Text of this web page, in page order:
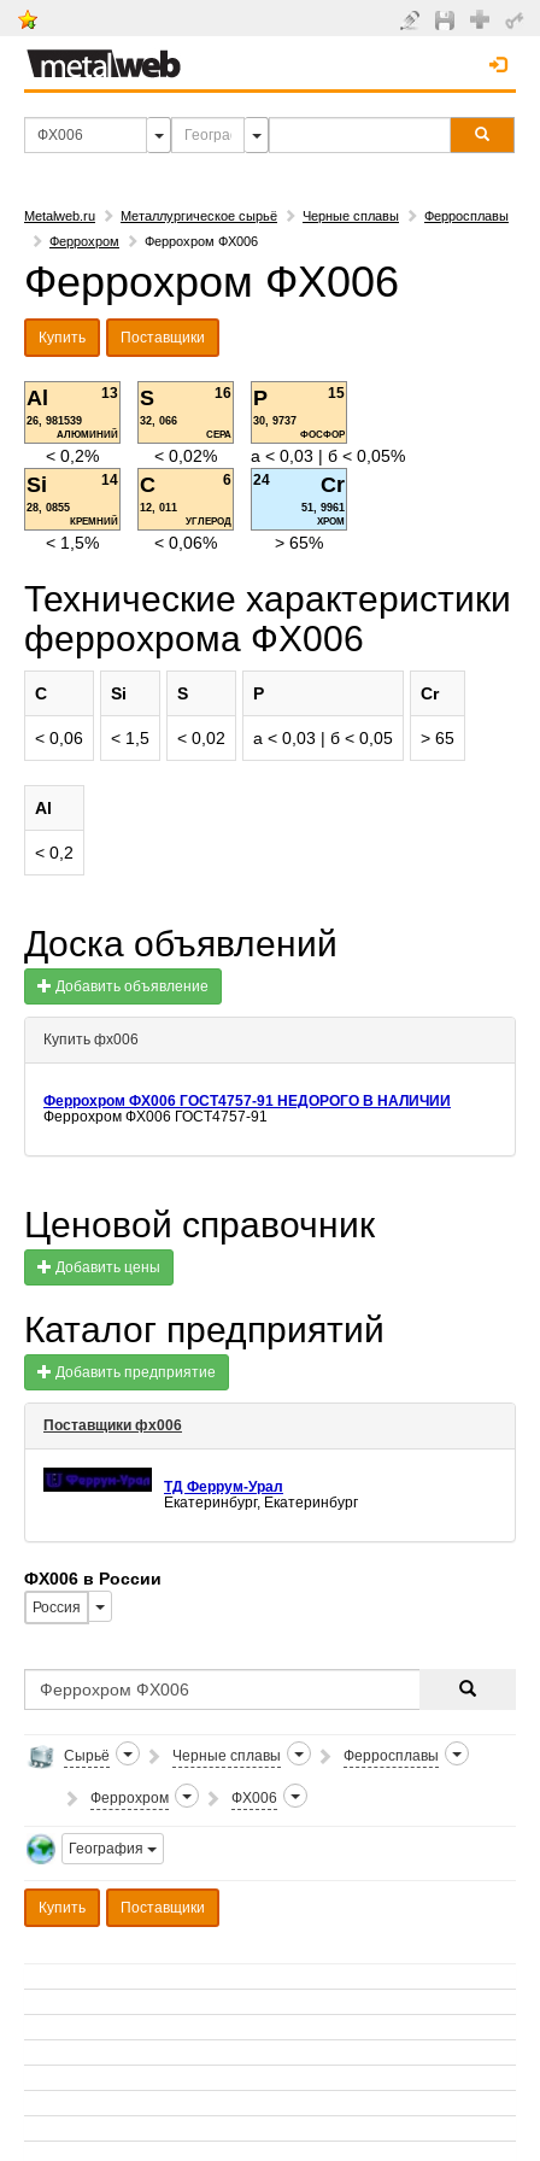
Metalweb.ru Металлургическое сырьё Черные сплавы
Ферросплавы
Феррохром
Феррохром ФХ006
Феррохром ФХ006
Купить Поставщики
Al 13
26, 981539
АЛЮМИНИЙ
< 0,2%
S 16
32, 066
СЕРА
< 0,02%
P 15
30, 9737
ФОСФОР
а < 0,03 | б < 0,05%
Si 14
28, 0855
КРЕМНИЙ
< 1,5%
C 6
12, 011
УГЛЕРОД
< 0,06%
Cr
24
51, 9961
ХРОМ
> 65%
Технические характеристики
феррохрома ФХ006
C
< 0,06
Si
< 1,5
S
< 0,02
P
а < 0,03 | б < 0,05
Cr
> 65
Al
< 0,2
Доска объявлений
Добавить объявление
Купить фх006
Феррохром ФХ006 ГОСТ4757-91 НЕДОРОГО В НАЛИЧИИ
Феррохром ФХ006 ГОСТ4757-91
Ценовой справочник
Добавить цены
Каталог предприятий
Добавить предприятие
Поставщики фх006
ТД Феррум-Урал
Екатеринбург, Екатеринбург
ФХ006 в России
Россия
Сырьё Черные сплавы Ферросплавы
Феррохром ФХ006
География
Купить Поставщики